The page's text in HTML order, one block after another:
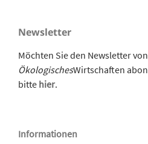
Newsletter
Möchten Sie den Newsletter von
ÖkologischesWirtschaften
bitte hier.
Informationen